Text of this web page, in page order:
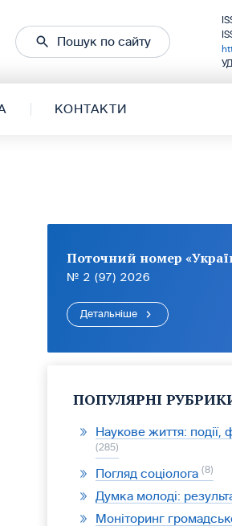
Пошук по сайту
КОНТАКТИ
Поточний номер
№ 2 (97) 2026
Детальніше
ПОПУЛЯРНІ
Наукове життя: події,
285
Погляд соціолога 8
Думка молоді:
Моніторинг